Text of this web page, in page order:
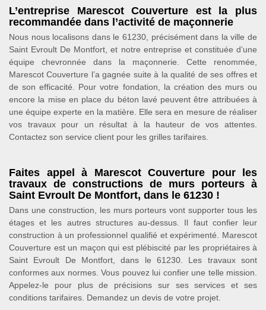
L’entreprise Marescot Couverture est la plus
recommandée dans l’activité de maçonnerie
Nous nous localisons dans le 61230, précisément dans la ville de
Saint Evroult De Montfort, et notre entreprise et constituée d’une
équipe chevronnée dans la maçonnerie. Cette renommée,
Marescot Couverture l’a gagnée suite à la qualité de ses offres et
de son efficacité. Pour votre fondation, la création des murs ou
encore la mise en place du béton lavé peuvent être attribuées à
une équipe experte en la matière. Elle sera en mesure de réaliser
vos travaux pour un résultat à la hauteur de vos attentes.
Contactez son service client pour les grilles tarifaires.
Faites appel à Marescot Couverture pour les
travaux de constructions de murs porteurs à
Saint Evroult De Montfort, dans le 61230 !
Dans une construction, les murs porteurs vont supporter tous les
étages et les autres structures au-dessus. Il faut confier leur
construction à un professionnel qualifié et expérimenté. Marescot
Couverture est un maçon qui est plébiscité par les propriétaires à
Saint Evroult De Montfort, dans le 61230. Les travaux sont
conformes aux normes. Vous pouvez lui confier une telle mission.
Appelez-le pour plus de précisions sur ses services et ses
conditions tarifaires. Demandez un devis de votre projet.